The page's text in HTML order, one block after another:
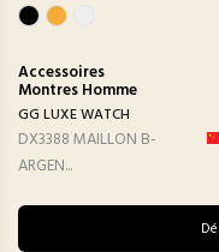
Accessoires
Montres Homme
GG LUXE WATCH
DX3388 MAILLON B-
ARGEN...